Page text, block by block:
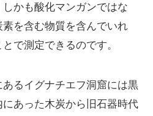
かも酸化マンガンではな
を含む物質を含んでいれ
で測定できるのです。
るイグナチエフ洞窟には黒
あった木炭から旧石器時代